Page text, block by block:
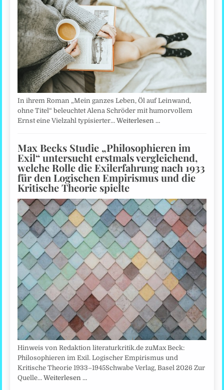
In ihrem Roman „Mein ganzes Leben, Öl auf Leinwand,
ohne Titel“ beleuchtet Alena Schröder mit humorvollem
Ernst eine Vielzahl typisierter…Weiterlesen …
Max Becks Studie „Philosophieren im
Exil“ untersucht erstmals vergleichend,
welche Rolle die Exilerfahrung nach 1933
für den Logischen Empirismus und die
Kritische Theorie spielte
Hinweis von Redaktion literaturkritik.de zuMax Beck:
Philosophieren im Exil. Logischer Empirismus und
Kritische Theorie 1933–1945Schwabe Verlag, Basel 2026 Zur
Quelle…Weiterlesen …